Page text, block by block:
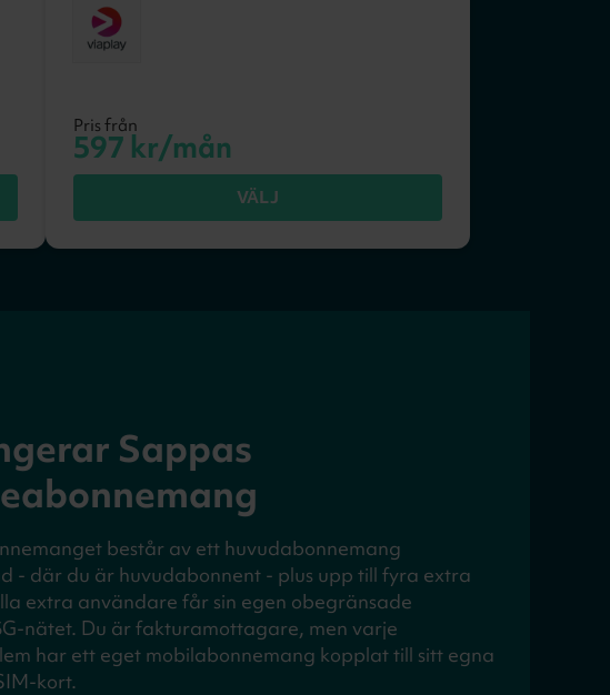
Pris från
597 kr/mån
VÄLJ
Sappas
består av ett huvudabonnemang
- där du är huvudabonnent - plus upp till fyra extra
extra användare får sin egen obegränsade
nätet. Du är fakturamottagare, men varje
har ett eget mobilabonnemang kopplat till sitt egna
kort.